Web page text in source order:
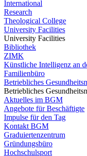
International
Research
Theological College
University Facilities
University Facilities
Bibliothek
ZIMK
Künstliche Intelligenz an
Familienbüro
Betriebliches
Betriebliches
Aktuelles im BGM
Angebote für Beschäftigte
Impulse für den Tag
Kontakt BGM
Graduiertenzentrum
Gründungsbüro
Hochschulsport